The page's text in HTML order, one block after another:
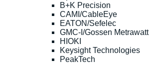
B+K Precision
CAMI/CableEye
EATON/Sefelec
GMC-I/Gossen Metrawatt
HIOKI
Keysight Technologies
PeakTech